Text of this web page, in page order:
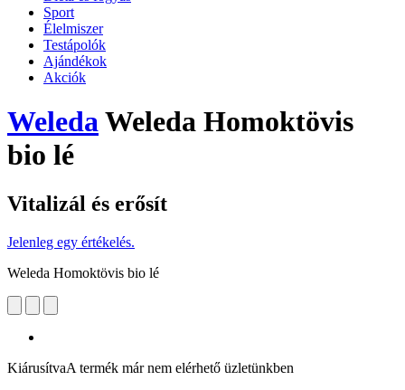
Sport
Élelmiszer
Testápolók
Ajándékok
Akciók
WeledaWeleda Homoktövis
bio lé
Vitalizál és erősít
Jelenleg egy értékelés.
Weleda Homoktövis bio lé
KiárusítvaA termék már nem elérhető üzletünkben